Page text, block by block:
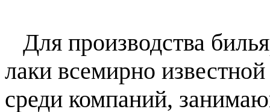
Для производства
лаки всемирно
среди компаний,